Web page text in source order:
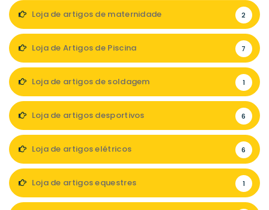
Loja de artigos de maternidade 2
Loja de Artigos de Piscina 7
Loja de artigos de soldagem 1
Loja de artigos desportivos 6
Loja de artigos elétricos 6
Loja de artigos equestres 1